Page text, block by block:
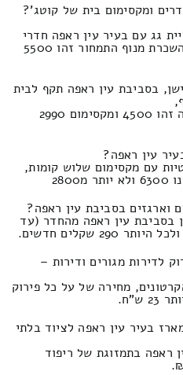
של העברת דירת 6 חדרים ומקסימום בית של קוטג'?
גג עם בעיר עין ראפה חדרי
שינה X6 וזה מגיע עד בשילוב השכרת מנוף התמחור זהו 5500
בסביבת עין ראפה תקף לבית
התמחור הובלה באיזור עין ראפה זהו 4500 ומקסימום 2990
עין ראפה?
עם מקסימום שלוש קומות,
וארגזים בסביבת עין ראפה?
בסביבת עין ראפה מהחדר (עד
לדירות מגורים ודירות –
מחירה של על כל פירוק
בעיר עין ראפה לציוד בלתי
ראפה בתמזוגת של ריפוד